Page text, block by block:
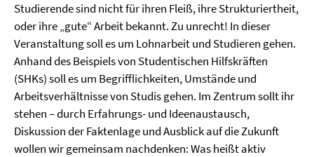
Studierende sind nicht für ihren Fleiß, ihre Strukturiertheit,
oder ihre „gute“ Arbeit bekannt. Zu unrecht! In dieser
Veranstaltung soll es um Lohnarbeit und Studieren gehen.
Anhand des Beispiels von Studentischen Hilfskräften
(SHKs) soll es um Begrifflichkeiten, Umstände und
Arbeitsverhältnisse von Studis gehen. Im Zentrum sollt ihr
stehen – durch Erfahrungs- und Ideenaustausch,
Diskussion der Faktenlage und Ausblick auf die Zukunft
wollen wir gemeinsam nachdenken: Was heißt aktiv